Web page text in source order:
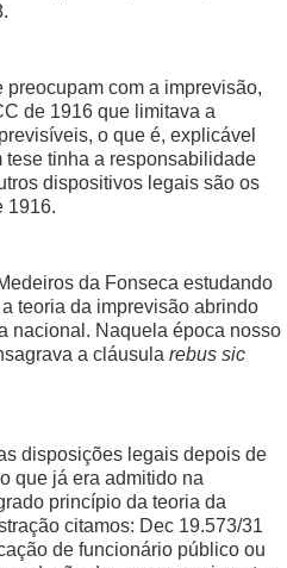
com a imprevisão,
de 1916 que limitava a
o que é, explicável
tese tinha a responsabilidade
dispositivos legais são os
1916.
da Fonseca estudando
teoria da imprevisão abrindo
nacional. Naquela época nosso
a cláusula rebus sic
disposições legais depois de
que já era admitido na
princípio da teoria da
citamos: Dec 19.573/31
de funcionário público ou